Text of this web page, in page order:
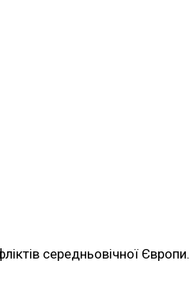
середньовічної Європи.